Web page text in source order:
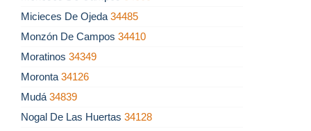
Micieces De Ojeda 34485
Monzón De Campos 34410
Moratinos 34349
Moronta 34126
Mudá 34839
Nogal De Las Huertas 34128